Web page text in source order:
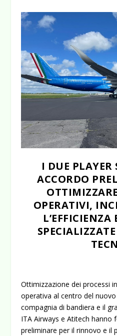
I DUE
ACCORDO
OPERATIVI,
L’EFFICIENZA
Ottimizzazione dei processi
operativa al centro del
compagnia di bandiera e il
ITA Airways eAtitech hanno
preliminare per il rinnovo e il